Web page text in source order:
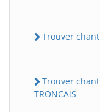
Trouver
Trouver
TRONCAiS